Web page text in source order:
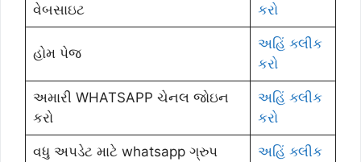
વેબસાઇટ
કરો
હોમ પેજ
અહિં ક્લીક
કરો
અમારી WHATSAPP ચેનલ જોઇન
કરો
અહિં ક્લીક
કરો
વધુ અપડેટ માટે whatsapp ગ્રુપ
અહિં ક્લીક